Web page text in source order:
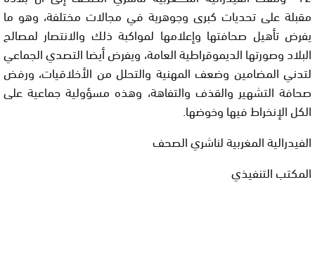
مقبلة على تحديات كبرى وجوهرية في مجالات مختلفة، وهو ما
يفرض تأهيل صحافتها وإعلامها لمواكبة ذلك والانتصار لمصالح
البلاد وصورتها الديموقراطية العامة، ويفرض أيضا التصدي الجماعي
لتدني المضامين وضعف المهنية والتحلل من الأخلاقيات، ورفض
صحافة التشهير والقذف والتفاهة، وهذه مسؤولية جماعية على
الكل الإنخراط فيها وخوضها.
الفيدرالية المغربية لناشري الصحف
المكتب التنفيذي